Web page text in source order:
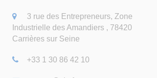
3 rue des Entrepreneurs, Zone
Industrielle des Amandiers , 78420
Carrières sur Seine
+33 1 30 86 42 10